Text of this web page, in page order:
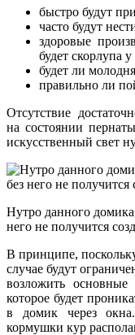
быстро будут
часто будут
здоровые
будет скорлупа
будет ли
правильно ли
Отсутствие
на состоянии
искусственный свет
Нутро данного
него не получится
В принципе,
случае будут
возложить основные
которое будет
в домик через
кормушки кур